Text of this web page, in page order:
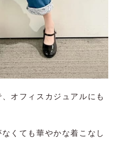
オフィスカジュアルにも
くても華やかな着こなし